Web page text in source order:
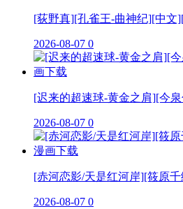
[荻野真][孔雀王-曲神纪][中文
2026-08-07 0
[迟来的超速球-黄金之肩][今
2026-08-07 0
[赤河恋影/天是红河岸][筱原
2026-08-07 0